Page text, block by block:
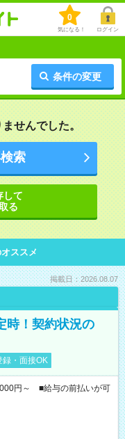
0
気になる！ ログイン
条件の変更
せんでした。
索
して
る
ススメ
掲載日：2026.08.07
時！契約状況の
録・面接OK
円～ ■給与の前払いが可